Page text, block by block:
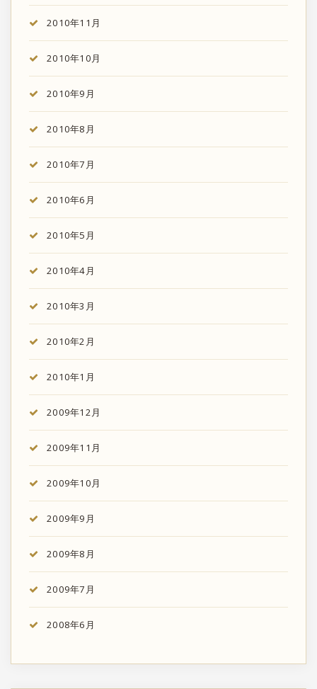
2010年11月
2010年10月
2010年9月
2010年8月
2010年7月
2010年6月
2010年5月
2010年4月
2010年3月
2010年2月
2010年1月
2009年12月
2009年11月
2009年10月
2009年9月
2009年8月
2009年7月
2008年6月